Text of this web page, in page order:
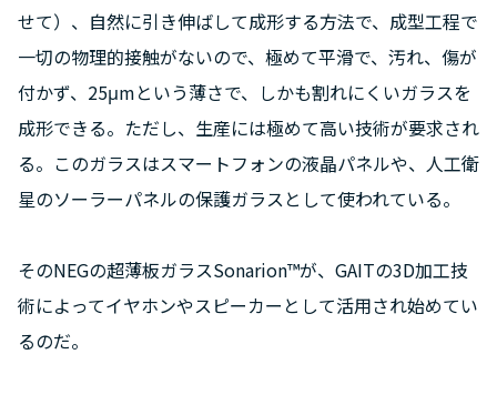
せて）、自然に引き伸ばして成形する方法で、成型工程で
一切の物理的接触がないので、極めて平滑で、汚れ、傷が
付かず、25μmという薄さで、しかも割れにくいガラスを
成形できる。ただし、生産には極めて高い技術が要求され
る。このガラスはスマートフォンの液晶パネルや、人工衛
星のソーラーパネルの保護ガラスとして使われている。
そのNEGの超薄板ガラスSonarion™が、GAITの3D加工技
術によってイヤホンやスピーカーとして活用され始めてい
るのだ。